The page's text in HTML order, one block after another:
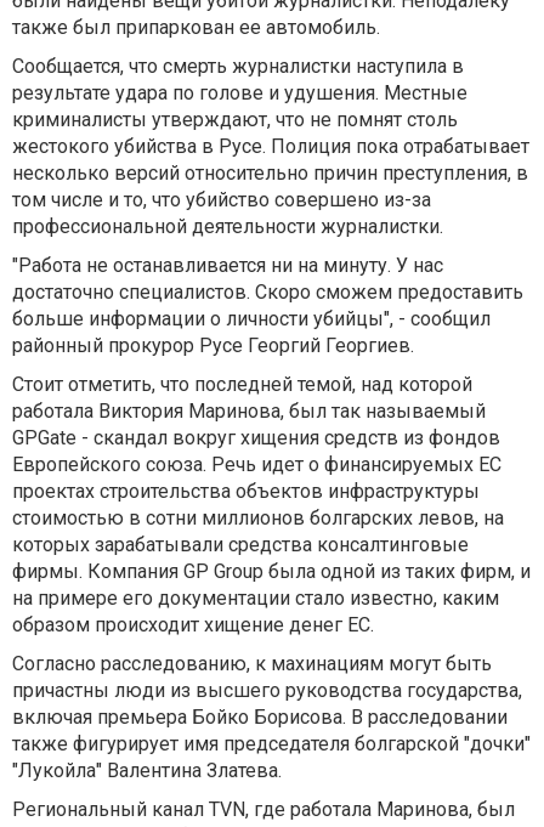
также был припаркован ее автомобиль.
Сообщается, что смерть журналистки наступила в
результате удара по голове и удушения. Местные
криминалисты утверждают, что не помнят столь
жестокого убийства в Русе. Полиция пока отрабатывает
несколько версий относительно причин преступления, в
том числе и то, что убийство совершено из-за
профессиональной деятельности журналистки.
"Работа не останавливается ни на минуту. У нас
достаточно специалистов. Скоро сможем предоставить
больше информации о личности убийцы", - сообщил
районный прокурор Русе Георгий Георгиев.
Стоит отметить, что последней темой, над которой
работала Виктория Маринова, был так называемый
GPGate - скандал вокруг хищения средств из фондов
Европейского союза. Речь идет о финансируемых ЕС
проектах строительства объектов инфраструктуры
стоимостью в сотни миллионов болгарских левов, на
которых зарабатывали средства консалтинговые
фирмы. Компания GP Group была одной из таких фирм, и
на примере его документации стало известно, каким
образом происходит хищение денег ЕС.
Согласно расследованию, к махинациям могут быть
причастны люди из высшего руководства государства,
включая премьера Бойко Борисова. В расследовании
также фигурирует имя председателя болгарской "дочки"
"Лукойла" Валентина Златева.
Региональный канал TVN, где работала Маринова, был